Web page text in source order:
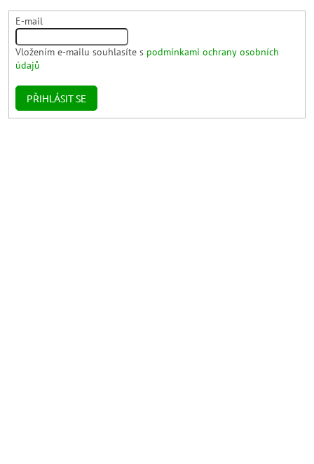
E-mail
Vložením e-mailu souhlasíte s podmínkami ochrany osobních
údajů
PŘIHLÁSIT SE